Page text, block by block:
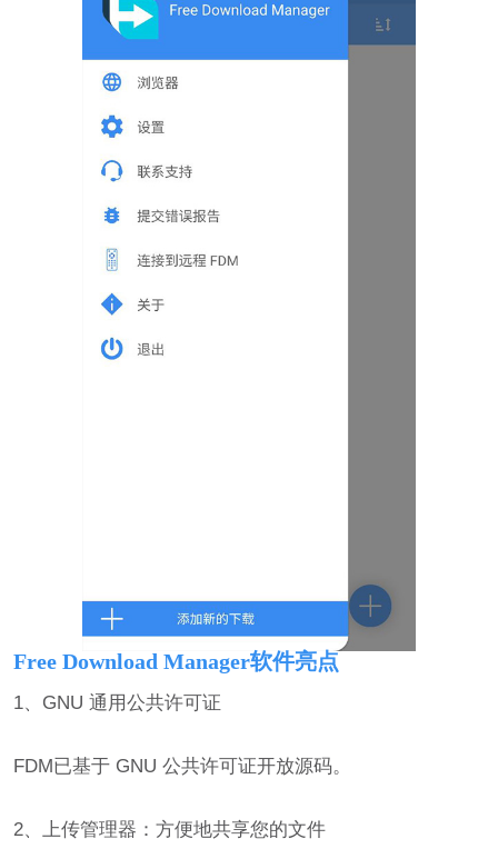
Free Download Manager软件亮点
1、GNU 通用公共许可证
FDM已基于 GNU 公共许可证开放源码。
2、上传管理器：方便地共享您的文件